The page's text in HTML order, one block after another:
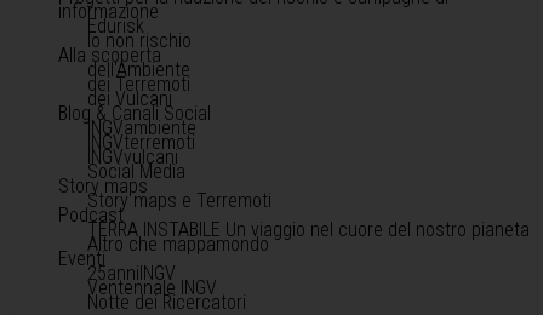
informazione
Edurisk
Io non rischio
Alla scoperta
dell'Ambiente
dei Terremoti
dei Vulcani
Blog & Canali Social
INGVambiente
INGVterremoti
INGVvulcani
Social Media
Story maps
Story maps e Terremoti
Podcast
TERRA INSTABILE Un viaggio nel cuore del nostro pianeta
Altro che mappamondo
Eventi
25anniINGV
Ventennale INGV
Notte dei Ricercatori